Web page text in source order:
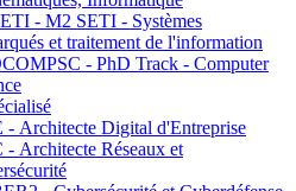
- M2 SETI - Systèmes
et traitement de l'information
- PhD Track - Computer
- Architecte Digital d'Entreprise
- Architecte Réseaux et